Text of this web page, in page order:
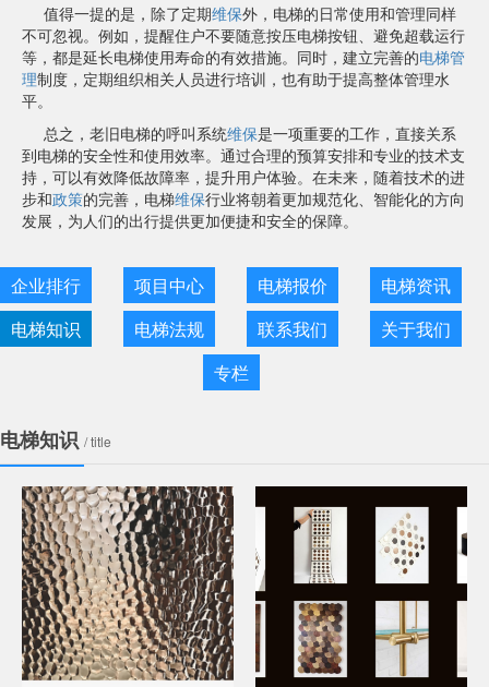
值得一提的是，除了定期维保外，电梯的日常使用和管理同样
不可忽视。例如，提醒住户不要随意按压电梯按钮、避免超载运行
等，都是延长电梯使用寿命的有效措施。同时，建立完善的电梯管
理制度，定期组织相关人员进行培训，也有助于提高整体管理水
平。
总之，老旧电梯的呼叫系统维保是一项重要的工作，直接关系
到电梯的安全性和使用效率。通过合理的预算安排和专业的技术支
持，可以有效降低故障率，提升用户体验。在未来，随着技术的进
步和政策的完善，电梯维保行业将朝着更加规范化、智能化的方向
发展，为人们的出行提供更加便捷和安全的保障。
企业排行 项目中心 电梯报价
电梯资讯
电梯知识
电梯法规 联系我们
关于我们
专栏
电梯知识 / title